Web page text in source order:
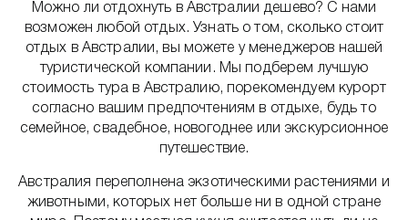
Можно ли отдохнуть в Австралии дешево? С нами
возможен любой отдых. Узнать о том, сколько стоит
отдых в Австралии, вы можете у менеджеров нашей
туристической компании. Мы подберем лучшую
стоимость тура в Австралию, порекомендуем курорт
согласно вашим предпочтениям в отдыхе, будь то
семейное, свадебное, новогоднее или экскурсионное
путешествие.
Австралия переполнена экзотическими растениями и
животными, которых нет больше ни в одной стране